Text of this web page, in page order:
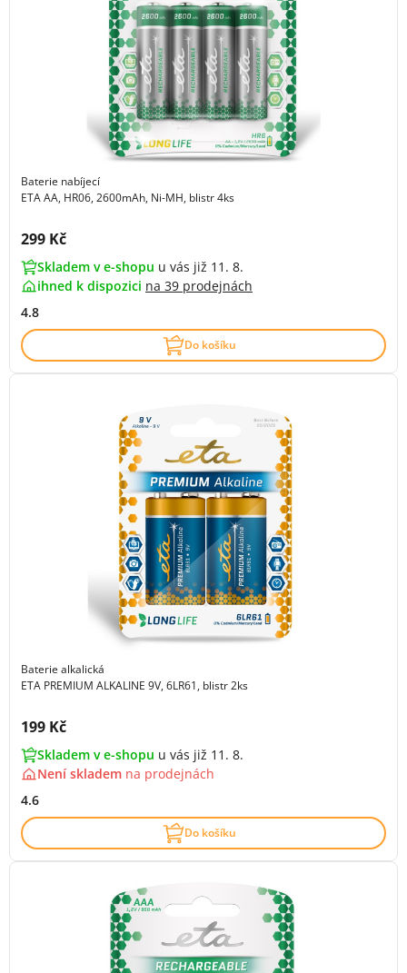
Baterie nabíjecí
ETA AA, HR06, 2600mAh, Ni-MH, blistr 4ks
Cena s DPH:
299 Kč
Skladem v e-shopu u vás již 11. 8.
ihned k dispozici na 39 prodejnách
4.8
Do košíku
Baterie alkalická
ETA PREMIUM ALKALINE 9V, 6LR61, blistr 2ks
Cena s DPH:
199 Kč
Skladem v e-shopu u vás již 11. 8.
Není skladem na prodejnách
4.6
Do košíku